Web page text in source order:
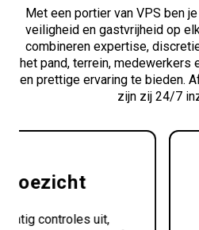
Met een portier van VPS ben
veiligheid en gastvrijheid op
combineren expertise,
het pand, terrein,
en prettige ervaring te bieden.
zijn zij 24/7